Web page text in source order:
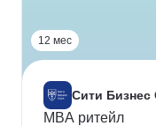
12 мес
Сити Бизнес
MBA ритейл